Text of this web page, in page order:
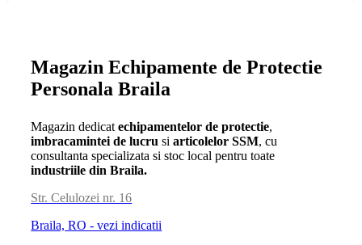
Magazin Echipamente de Protectie
Personala Braila
Magazin dedicatechipamentelor de protectie,
imbracamintei de lucru siarticolelor SSM, cu
consultanta specializata si stoc local pentru toate
industriile din Braila.
Str. Celulozei nr. 16
Braila, RO - vezi indicatii